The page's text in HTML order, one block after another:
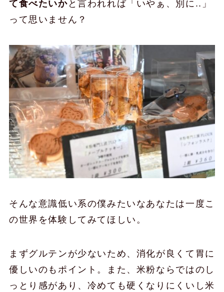
て食べたいか と言われれば「いやぁ、別に..」
って思いません？
そんな意識低い系の僕みたいなあなたは一度こ
の世界を体験してみてほしい。
まずグルテンが少ないため、消化が良くて胃に
優しいのもポイント。また、米粉ならではのし
っとり感があり、冷めても硬くなりにくいし米